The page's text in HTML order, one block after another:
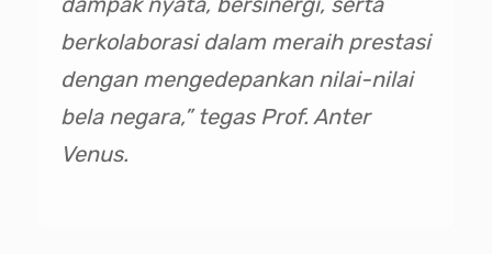
berkolaborasi dalam meraih prestasi
dengan mengedepankan nilai-nilai
bela negara,” tegas Prof. Anter
Venus.